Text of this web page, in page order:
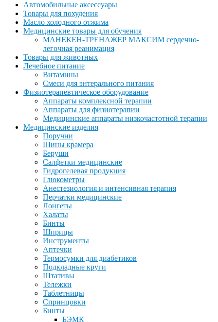
Автомобильные аксессуары
Товары для похудения
Масло холодного отжима
Медицинские товары для обучения
МАНЕКЕН-ТРЕНАЖЕР МАКСИМ сердечно-
легочная реанимация
Товары для животных
Лечебное питание
Витамины
Смеси для энтерального питания
Физиотерапевтическое оборудование
Аппараты комплексной терапии
Аппараты для физиотерапии
Медицинские аппараты низкочастотной терапии
Медицинские изделия
Поручни
Шины крамера
Беруши
Салфетки медицинские
Гидрогелевая продукция
Глюкометры
Анестезиология и интенсивная терапия
Перчатки медицинские
Лонгеты
Халаты
Бинты
Шприцы
Инструменты
Аптечки
Термосумки для диабетиков
Подкладные круги
Штативы
Тележки
Таблетницы
Спринцовки
Бинты
БЭМК